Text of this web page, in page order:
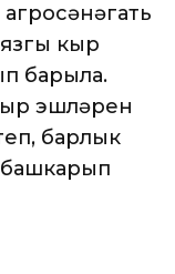
кыр
барыла.
эшләрен
барлык
башкарып